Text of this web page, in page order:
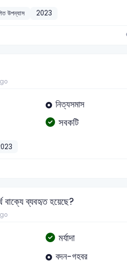
উপন্যাস 2023
নিত্যসমাস
সবকটি
বাক্যে ব্যবহৃত হয়েছে?
মর্যাদা
বদন-গহবর